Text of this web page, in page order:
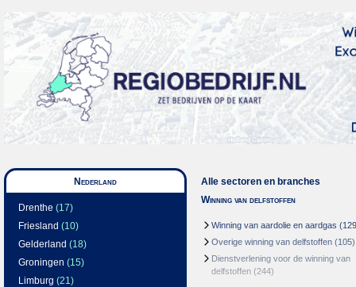
Nederland
Drenthe (17)
Friesland (10)
Gelderland (18)
Groningen (15)
Limburg (21)
Alle sectoren en branches
Winning van delfstoffen
Winning van aardolie en aardgas
Overige winning van delfstoffen (105)
Dienstverlening voor de winning van
delfstoffen (244)